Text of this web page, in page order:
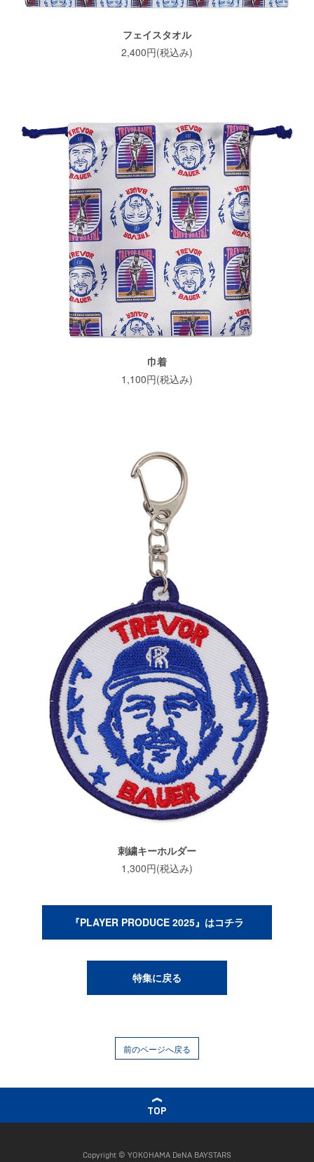
フェイスタオル
2,400円(税込み)
巾着
1,100円(税込み)
刺繍キーホルダー
1,300円(税込み)
『PLAYER PRODUCE 2025』はコチラ
特集に戻る
前のページへ戻る
TOP
Copyright © YOKOHAMA DeNA BAYSTARS